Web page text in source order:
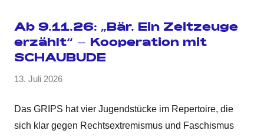
Ab 9.11.26: „Bär. Ein Zeitzeuge
erzählt“ – Kooperation mit
SCHAUBUDE
13. Juli 2026
Das GRIPS hat vier Jugendstücke im Repertoire, die
sich klar gegen Rechtsextremismus und Faschismus